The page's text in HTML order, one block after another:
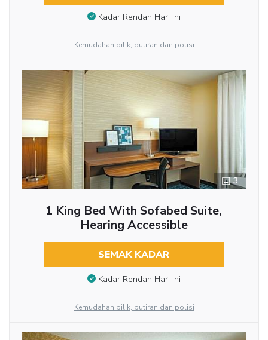
Kadar Rendah Hari Ini
Kemudahan bilik, butiran dan polisi
3
1 King Bed With Sofabed Suite,
Hearing Accessible
SEMAK KADAR
Kadar Rendah Hari Ini
Kemudahan bilik, butiran dan polisi